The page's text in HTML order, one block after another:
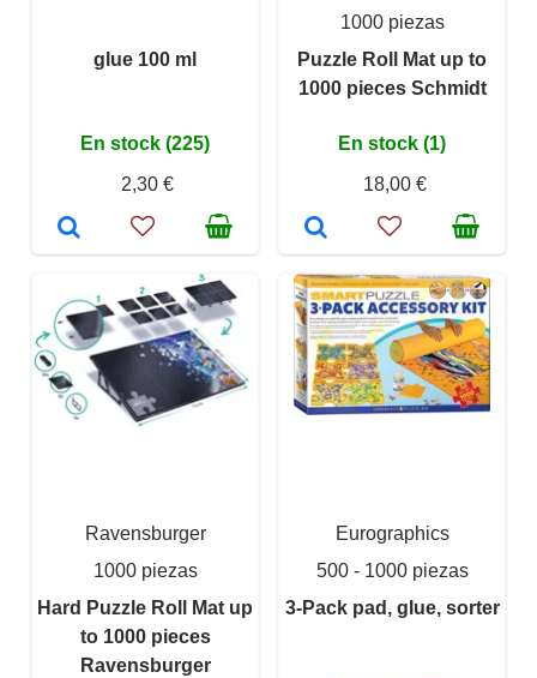
glue 100 ml
En stock (225)
2,30 €
1000 piezas
Puzzle Roll Mat up to
1000 pieces Schmidt
En stock (1)
18,00 €
Ravensburger
1000 piezas
Hard Puzzle Roll Mat up
to 1000 pieces
Ravensburger
Eurographics
500 - 1000 piezas
3-Pack pad, glue, sorter